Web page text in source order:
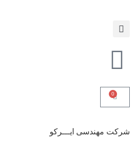
0
شرکت مهندسی ایـــرکو